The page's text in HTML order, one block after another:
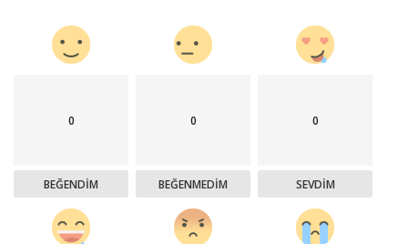
0
BEĞENDIM
0
BEĞENMEDIM
0
SEVDIM